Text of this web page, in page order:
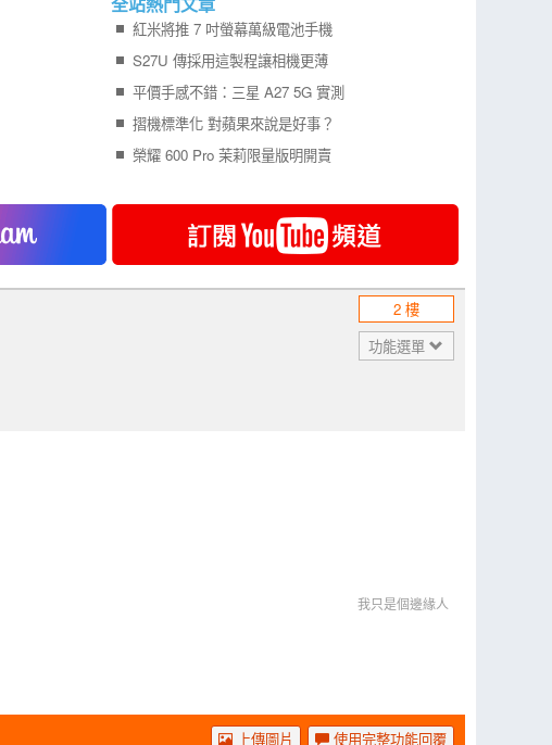
紅米將推 7 吋螢幕萬級電池手機
S27U 傳採用這製程讓相機更薄
平價手感不錯：三星 A27 5G 實測
摺機標準化 對蘋果來說是好事？
榮耀 600 Pro 茉莉限量版明開賣
2 樓
功能選單
我只是個邊緣人
使用完整功能回覆
上傳圖片